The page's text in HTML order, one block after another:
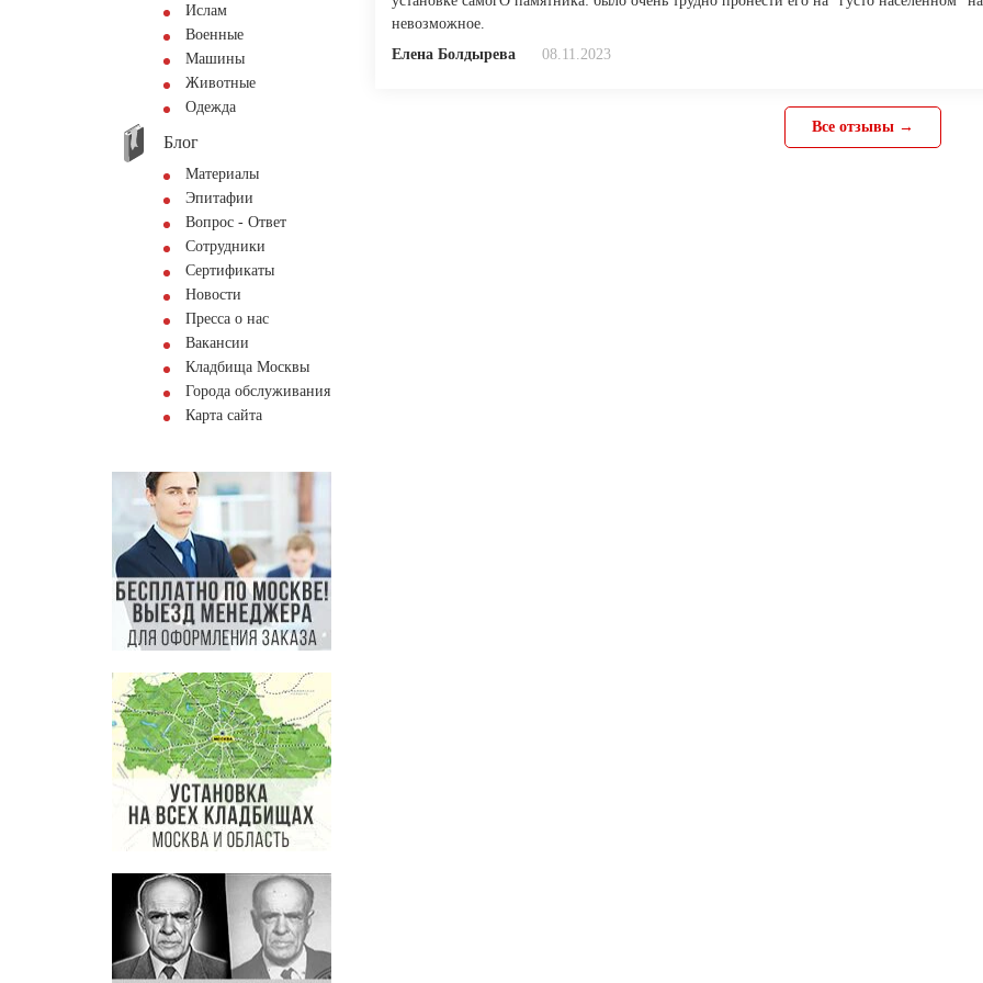
Ислам
Военные
Машины
Животные
Одежда
Блог
Материалы
Эпитафии
Вопрос - Ответ
Сотрудники
Сертификаты
Новости
Пресса о нас
Вакансии
Кладбища Москвы
Города обслуживания
Карта сайта
невозможное.
Елена Болдырева
08.11.2023
Все отзывы →